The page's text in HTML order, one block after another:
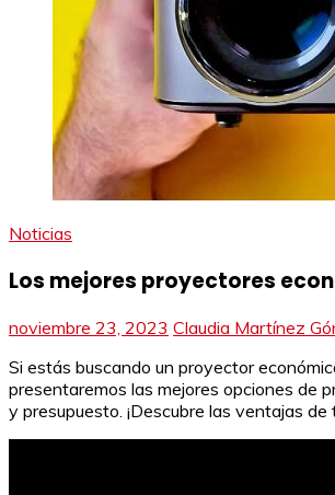
Noticias
Los mejores proyectores
noviembre 23, 2023 Claudia Martínez
Si estás buscando un proyector
presentaremos las mejores opciones de
y presupuesto. ¡Descubre las ventajas